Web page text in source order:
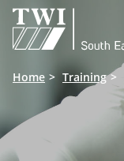

Home Training